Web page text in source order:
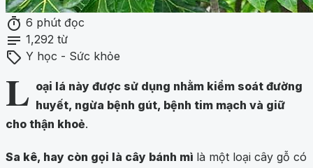
timer 6 phút đọc
notes 1,292 từ
sell Y học - Sức khỏe
L oại lá này được sử dụng nhằm kiểm soát đường
huyết, ngừa bệnh gút, bệnh tim mạch và giữ
cho thận khoẻ.
Sa kê, hay còn gọi là cây bánh mì là một loại cây gỗ có